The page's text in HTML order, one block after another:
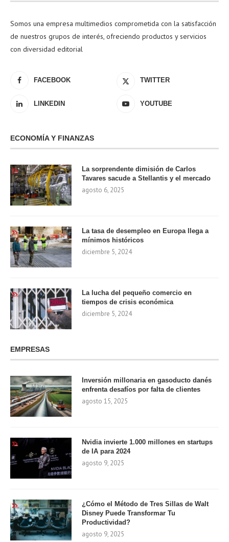
Somos una empresa multimedios comprometida con la satisfacción
de nuestros grupos de interés, ofreciendo productos y servicios
con diversidad editorial
FACEBOOK TWITTER
LINKEDIN YOUTUBE
ECONOMÍA Y FINANZAS
La sorprendente dimisión de Carlos
Tavares sacude a Stellantis y el mercado
agosto 6, 2025
La tasa de desempleo en Europa llega a
mínimos históricos
diciembre 5, 2024
La lucha del pequeño comercio en
tiempos de crisis económica
diciembre 5, 2024
EMPRESAS
Inversión millonaria en gasoducto danés
enfrenta desafíos por falta de clientes
agosto 15, 2025
Nvidia invierte 1.000 millones en startups
de IA para 2024
agosto 9, 2025
¿Cómo el Método de Tres Sillas de Walt
Disney Puede Transformar Tu
Productividad?
agosto 9, 2025